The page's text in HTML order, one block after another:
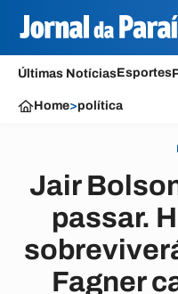
Últimas NotíciasEsportes
Home>política
Jair
passar.
Fagner